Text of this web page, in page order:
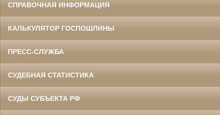
СПРАВОЧНАЯ ИНФОРМАЦИЯ
КАЛЬКУЛЯТОР ГОСПОШЛИНЫ
ПРЕСС-СЛУЖБА
СУДЕБНАЯ СТАТИСТИКА
СУДЫ СУБЪЕКТА РФ